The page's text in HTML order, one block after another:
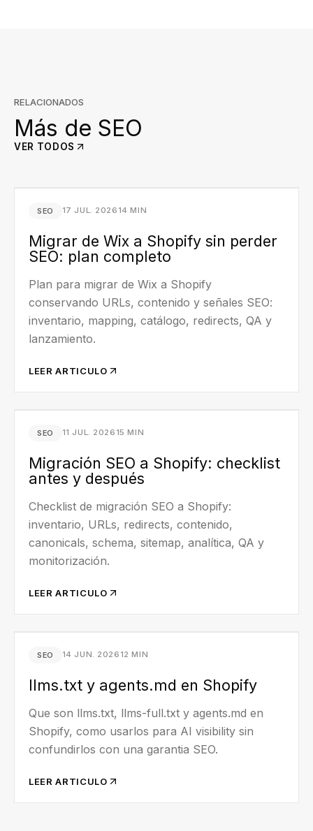
RELACIONADOS
Más de SEO
VER TODOS
SEO 17 JUL. 2026 14 MIN
Migrar de Wix a Shopify sin perder
SEO: plan completo
Plan para migrar de Wix a Shopify
conservando URLs, contenido y señales SEO:
inventario, mapping, catálogo, redirects, QA y
lanzamiento.
LEER ARTICULO
SEO 11 JUL. 2026 15 MIN
Migración SEO a Shopify: checklist
antes y después
Checklist de migración SEO a Shopify:
inventario, URLs, redirects, contenido,
canonicals, schema, sitemap, analítica, QA y
monitorización.
LEER ARTICULO
SEO 14 JUN. 2026 12 MIN
llms.txt y agents.md en Shopify
Que son llms.txt, llms-full.txt y agents.md en
Shopify, como usarlos para AI visibility sin
confundirlos con una garantia SEO.
LEER ARTICULO